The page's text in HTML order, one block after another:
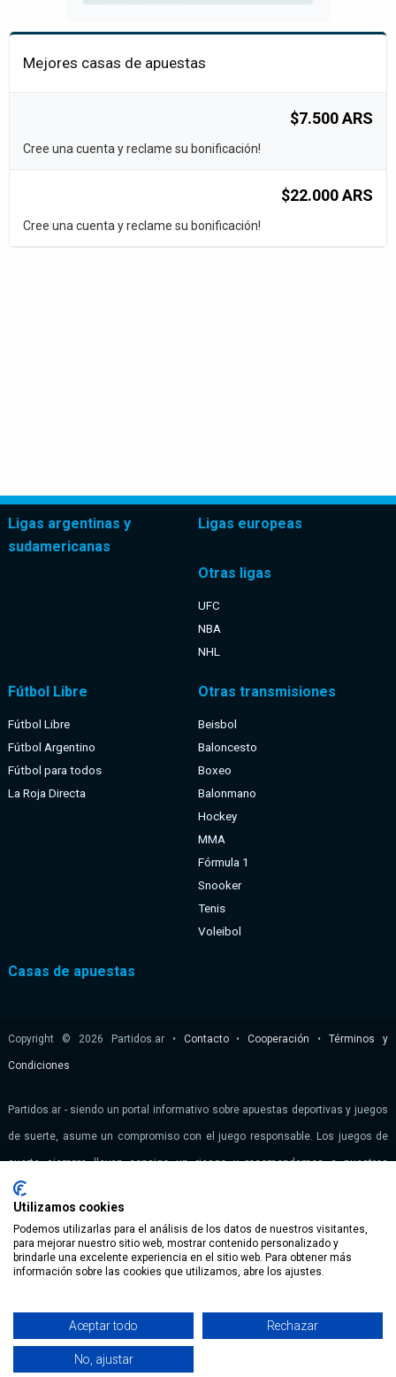
Mejores casas de apuestas
$7.500 ARS
Cree una cuenta y reclame su bonificación!
$22.000 ARS
Cree una cuenta y reclame su bonificación!
Ligas argentinas y
sudamericanas
Ligas europeas
Otras ligas
UFC
NBA
NHL
Fútbol Libre
Fútbol Libre
Fútbol Argentino
Fútbol para todos
La Roja Directa
Otras transmisiones
Beisbol
Baloncesto
Boxeo
Balonmano
Hockey
MMA
Fórmula 1
Snooker
Tenis
Voleibol
Casas de apuestas
Copyright © 2026 Partidos.ar • Contacto•Cooperación •Términos y
Condiciones
Partidos.ar - siendo un portal informativo sobre apuestas deportivas y juegos
de suerte, asume un compromiso con el juego responsable. Los juegos de
suerte siempre llevan consigo un riesgo y recomendamos a nuestros
visitantes que se abstengan de participar en las actividades de juegos si
de azar. Todos los bonos están condicionados a ciertos términos y
condiciones. Para obtener más información, se recomienda visitar la página
El juego puede ser adictivo. Juegue con responsabilidad. El sitio está
dirigido únicamente a mayores de 18 años. Apostar conlleva riesgos
Utilizamos cookies
Podemos utilizarlas para el análisis de los datos de nuestros visitantes,
para mejorar nuestro sitio web, mostrar contenido personalizado y
brindarle una excelente experiencia en el sitio web. Para obtener más
información sobre las cookies que utilizamos, abre los ajustes.
Aceptar todo Rechazar
No, ajustar